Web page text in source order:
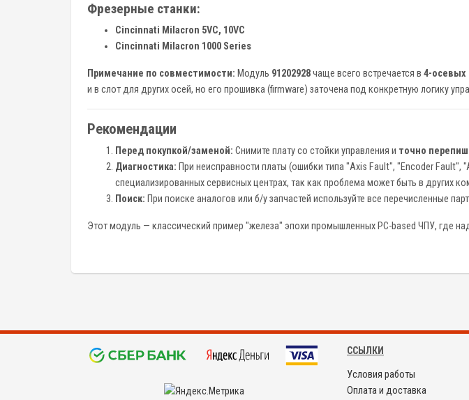
Фрезерные станки:
Cincinnati Milacron 5VC, 10VC
Cincinnati Milacron 1000 Series
Примечание по совместимости: Модуль 91202928чаще всего встречается в 4-осевых
и в слот для других осей, но его прошивка (firmware) заточена под конкретную логику
Рекомендации
Перед покупкой/заменой: Снимите плату со стойки управления и точно
Диагностика: При неисправности платы (ошибки типа "Axis Fault", "Encoder Fault",
специализированных сервисных центрах, так как проблема может быть в других
Поиск: При поиске аналогов или б/у запчастей используйте все перечисленные
Этот модуль — классический пример "железа" эпохи промышленных PC-based ЧПУ, где
ССЫЛКИ
Условия работы
Оплата и доставка